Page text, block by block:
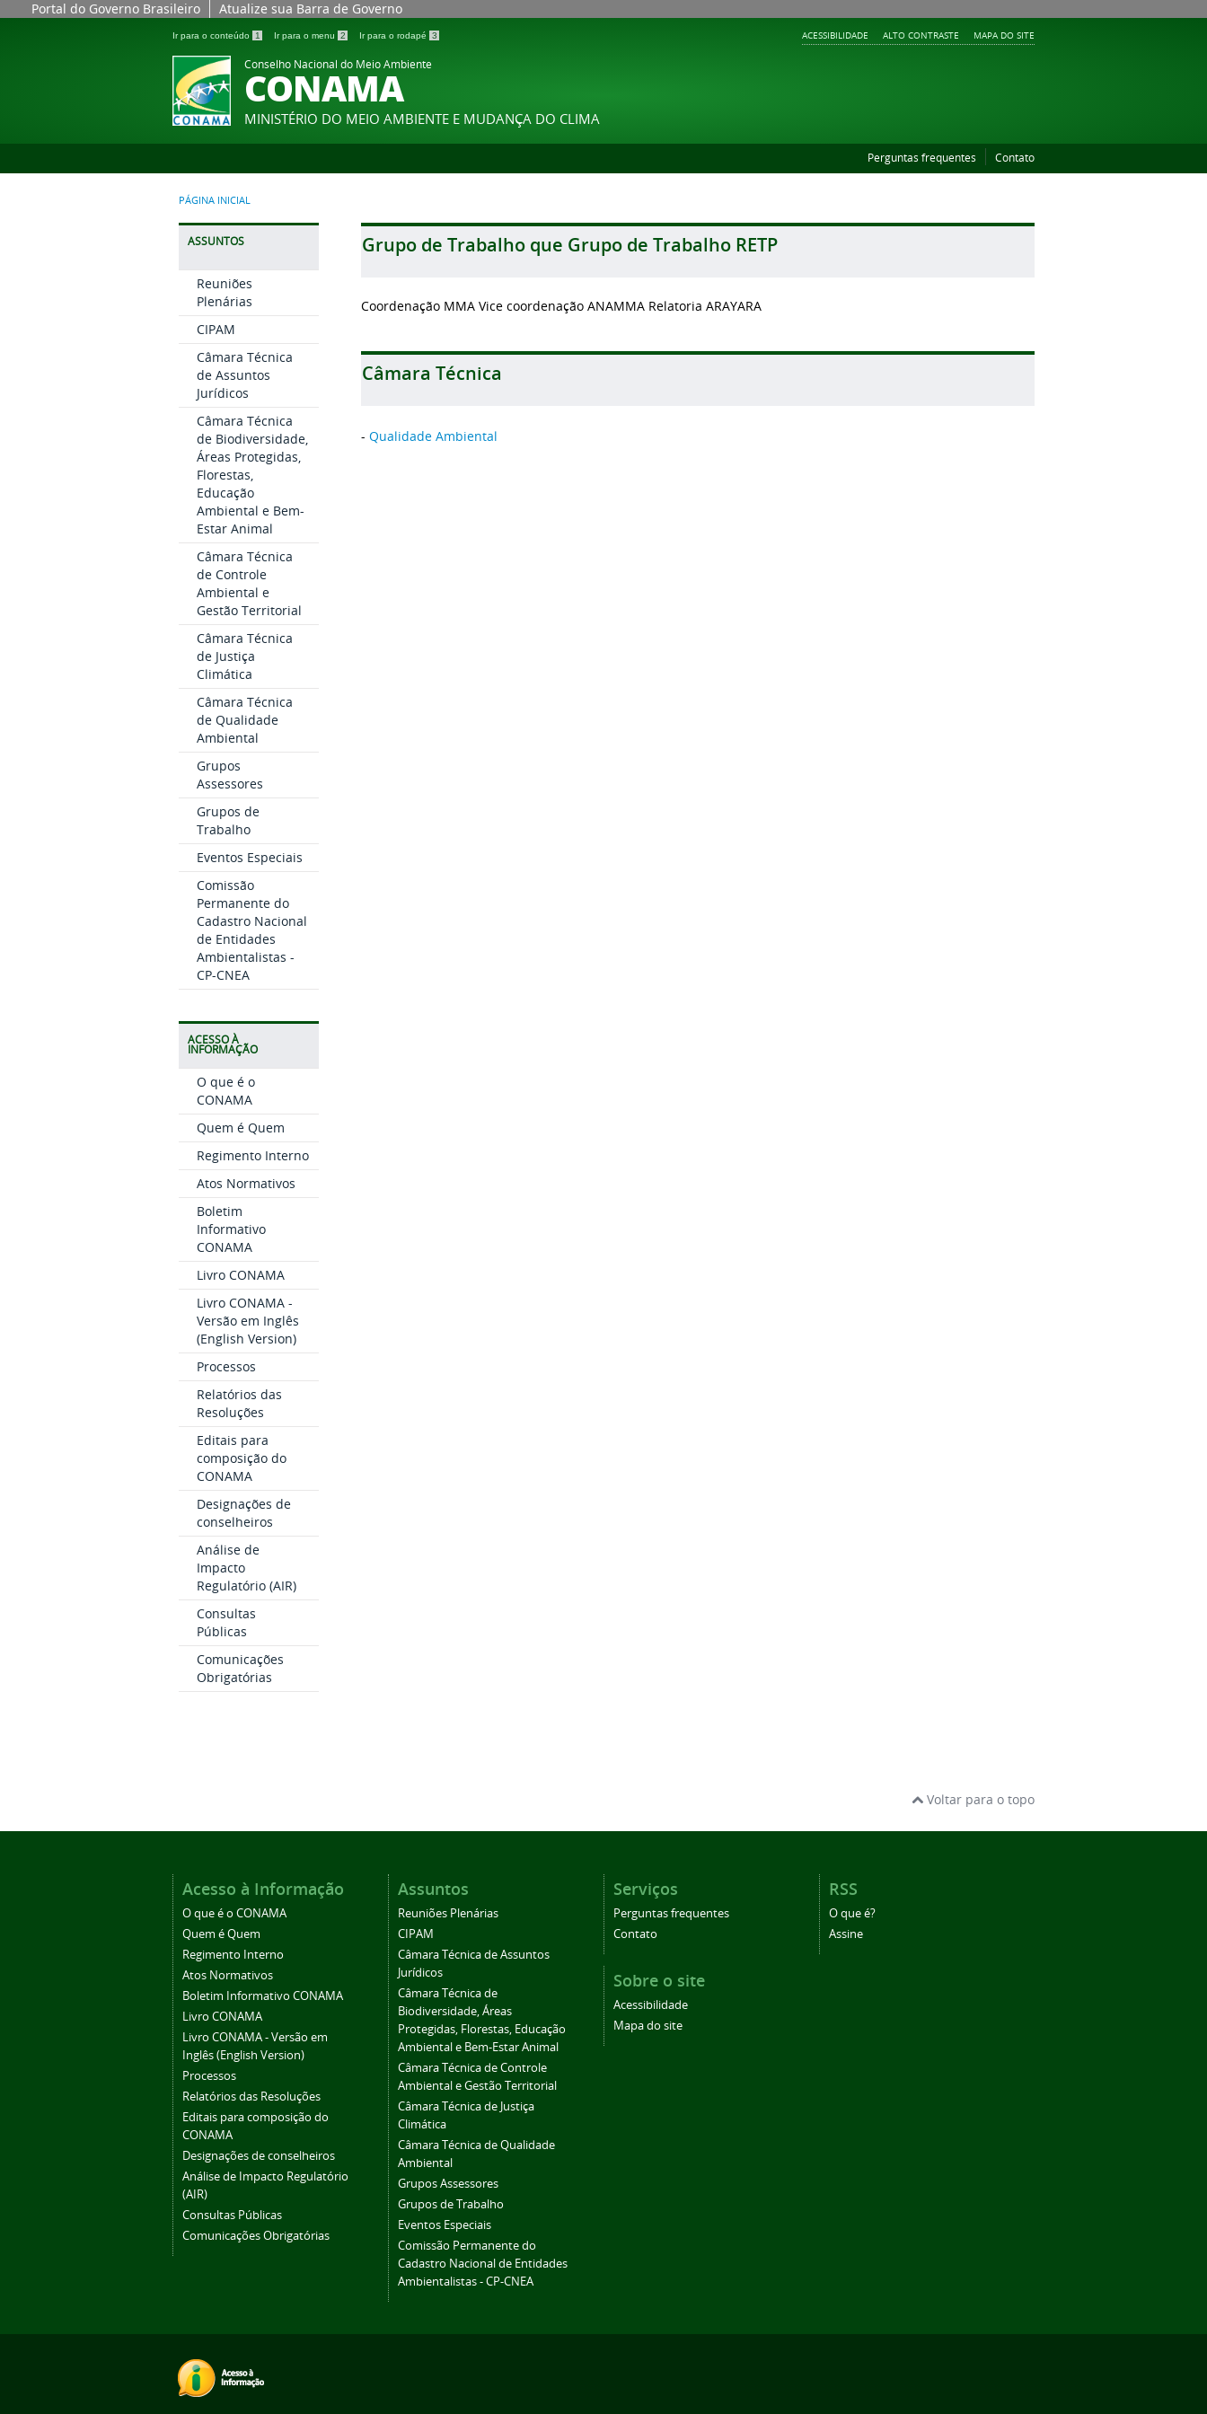
Portal do Governo Brasileiro Atualize sua Barra de Governo
Ir para o conteúdo 1 Ir para o menu 2 Ir para o rodapé 3 ACESSIBILIDADE ALTO CONTRASTE MAPA DO SITE
Conselho Nacional do Meio Ambiente
CONAMA
MINISTÉRIO DO MEIO AMBIENTE E MUDANÇA DO CLIMA
Perguntas frequentes Contato
PÁGINA INICIAL
ASSUNTOS
Reuniões
Plenárias
CIPAM
Câmara Técnica
de Assuntos
Jurídicos
Câmara Técnica
de Biodiversidade,
Áreas Protegidas,
Florestas,
Educação
Ambiental e Bem-
Estar Animal
Câmara Técnica
de Controle
Ambiental e
Gestão Territorial
Câmara Técnica
de Justiça
Climática
Câmara Técnica
de Qualidade
Ambiental
Grupos
Assessores
Grupos de
Trabalho
Eventos Especiais
Comissão
Permanente do
Cadastro Nacional
de Entidades
Ambientalistas -
CP-CNEA
ACESSO À
INFORMAÇÃO
O que é o
CONAMA
Quem é Quem
Regimento Interno
Atos Normativos
Boletim
Informativo
CONAMA
Livro CONAMA
Livro CONAMA -
Versão em Inglês
(English Version)
Processos
Relatórios das
Resoluções
Editais para
composição do
CONAMA
Designações de
conselheiros
Análise de
Impacto
Regulatório (AIR)
Consultas
Públicas
Comunicações
Obrigatórias
Grupo de Trabalho que Grupo de Trabalho RETP
Coordenação MMA Vice coordenação ANAMMA Relatoria ARAYARA
Câmara Técnica
- Qualidade Ambiental
Voltar para o topo
Acesso à Informação
O que é o CONAMA
Quem é Quem
Regimento Interno
Atos Normativos
Boletim Informativo CONAMA
Livro CONAMA
Livro CONAMA - Versão em
Inglês (English Version)
Processos
Relatórios das Resoluções
Editais para composição do
CONAMA
Designações de conselheiros
Análise de Impacto Regulatório
(AIR)
Consultas Públicas
Comunicações Obrigatórias
Assuntos
Reuniões Plenárias
CIPAM
Câmara Técnica de Assuntos
Jurídicos
Câmara Técnica de
Biodiversidade, Áreas
Protegidas, Florestas, Educação
Ambiental e Bem-Estar Animal
Câmara Técnica de Controle
Ambiental e Gestão Territorial
Câmara Técnica de Justiça
Climática
Câmara Técnica de Qualidade
Ambiental
Grupos Assessores
Grupos de Trabalho
Eventos Especiais
Comissão Permanente do
Cadastro Nacional de Entidades
Ambientalistas - CP-CNEA
Serviços
Perguntas frequentes
Contato
RSS
O que é?
Assine
Sobre o site
Acessibilidade
Mapa do site